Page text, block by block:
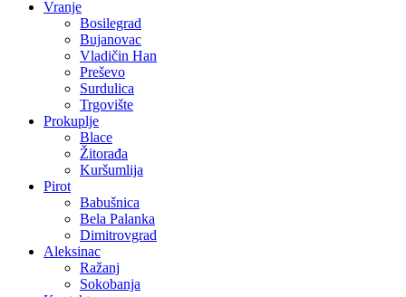
Vranje
Bosilegrad
Bujanovac
Vladičin Han
Preševo
Surdulica
Trgovište
Prokuplje
Blace
Žitorađa
Kuršumlija
Pirot
Babušnica
Bela Palanka
Dimitrovgrad
Aleksinac
Ražanj
Sokobanja